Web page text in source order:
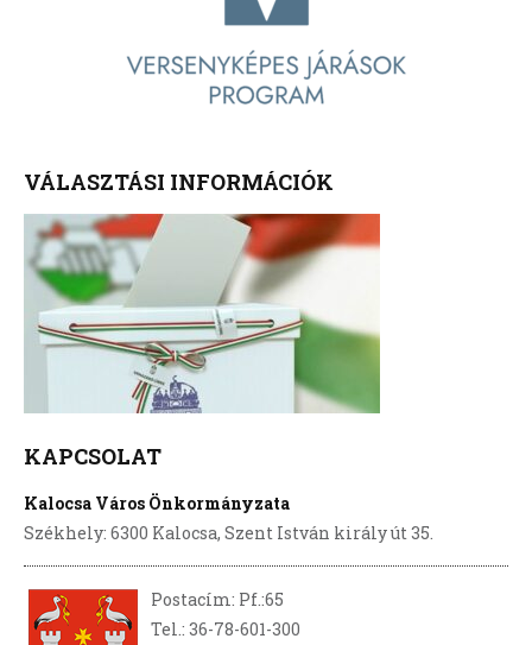
VÁLASZTÁSI INFORMÁCIÓK
KAPCSOLAT
Kalocsa Város Önkormányzata
Székhely: 6300 Kalocsa, Szent István király út 35.
Postacím: Pf.:65
Tel.: 36-78-601-300